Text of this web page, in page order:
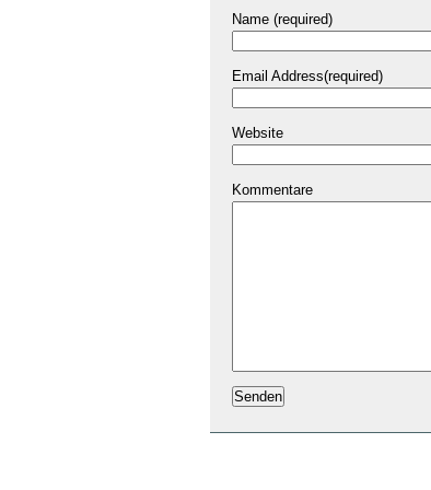
Name (required)
Email Address(required)
Website
Kommentare